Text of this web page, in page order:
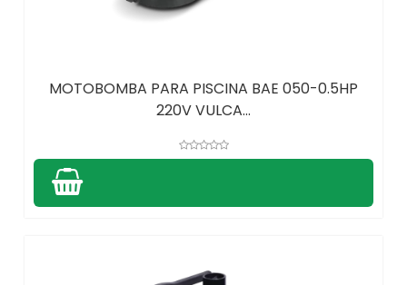
MOTOBOMBA PARA PISCINA BAE 050-0.5HP
220V VULCA...